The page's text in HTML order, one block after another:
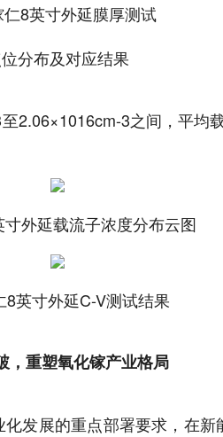
仁8英寸外延膜厚测试
分布及对应结果
2.06×1016cm-3之间，平
外延载流子浓度分布云图
8英寸外延C-V测试结果
，重塑氧化镓产业格局
发展的重点部署要求，在